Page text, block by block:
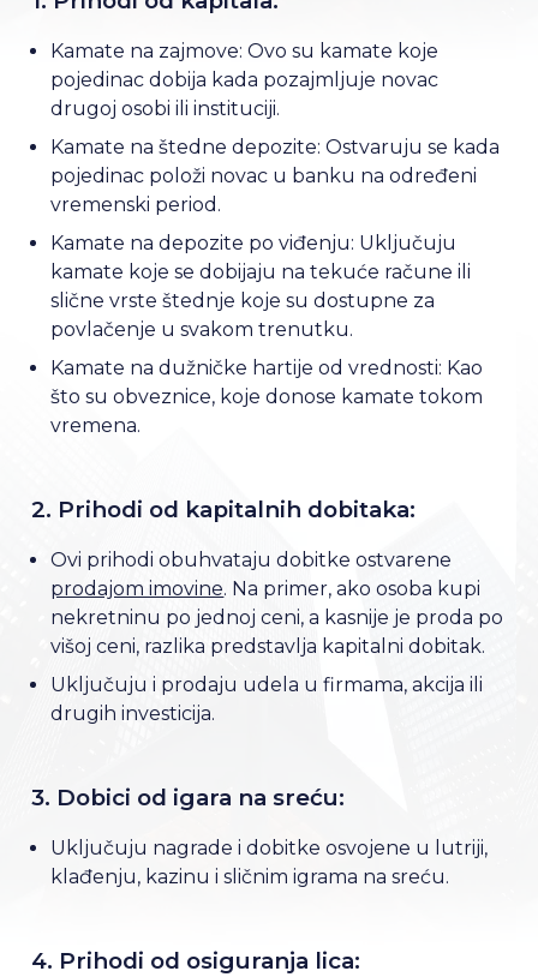
Kamate na zajmove: Ovo su kamate koje
pojedinac dobija kada pozajmljuje novac
drugoj osobi ili instituciji.
Kamate na štedne depozite: Ostvaruju se kada
pojedinac položi novac u banku na određeni
vremenski period.
Kamate na depozite po viđenju: Uključuju
kamate koje se dobijaju na tekuće račune ili
slične vrste štednje koje su dostupne za
povlačenje u svakom trenutku.
Kamate na dužničke hartije od vrednosti: Kao
što su obveznice, koje donose kamate tokom
vremena.
2. Prihodi od kapitalnih dobitaka:
Ovi prihodi obuhvataju dobitke ostvarene
prodajom imovine. Na primer, ako osoba kupi
nekretninu po jednoj ceni, a kasnije je proda po
višoj ceni, razlika predstavlja kapitalni dobitak.
Uključuju i prodaju udela u firmama, akcija ili
drugih investicija.
3. Dobici od igara na sreću:
Uključuju nagrade i dobitke osvojene u lutriji,
klađenju, kazinu i sličnim igrama na sreću.
4. Prihodi od osiguranja lica: